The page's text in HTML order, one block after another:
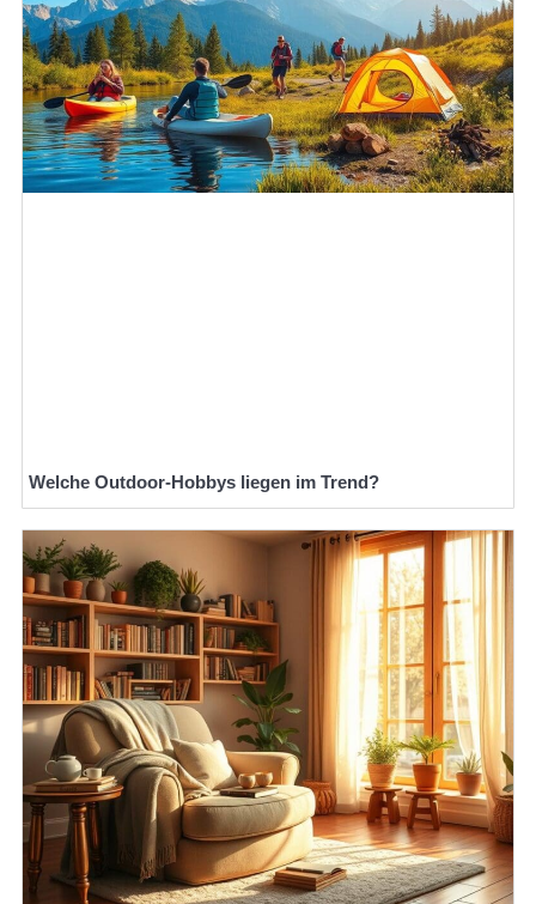
Welche Outdoor-Hobbys liegen im Trend?